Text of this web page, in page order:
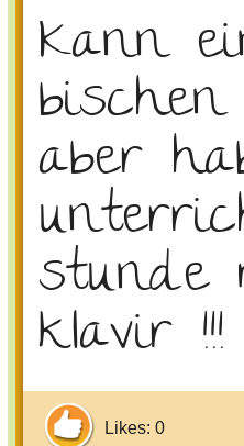
Kann
aber
stunde
klavir !!!
Likes: 0